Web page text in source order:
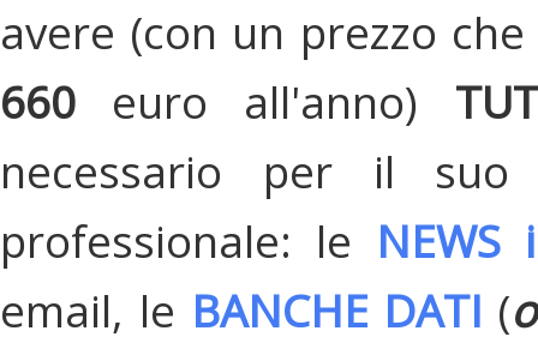
avere (con un prezzo
660 euro all'anno)
necessario per il suo
professionale: le
email, le BANCHE DATI (